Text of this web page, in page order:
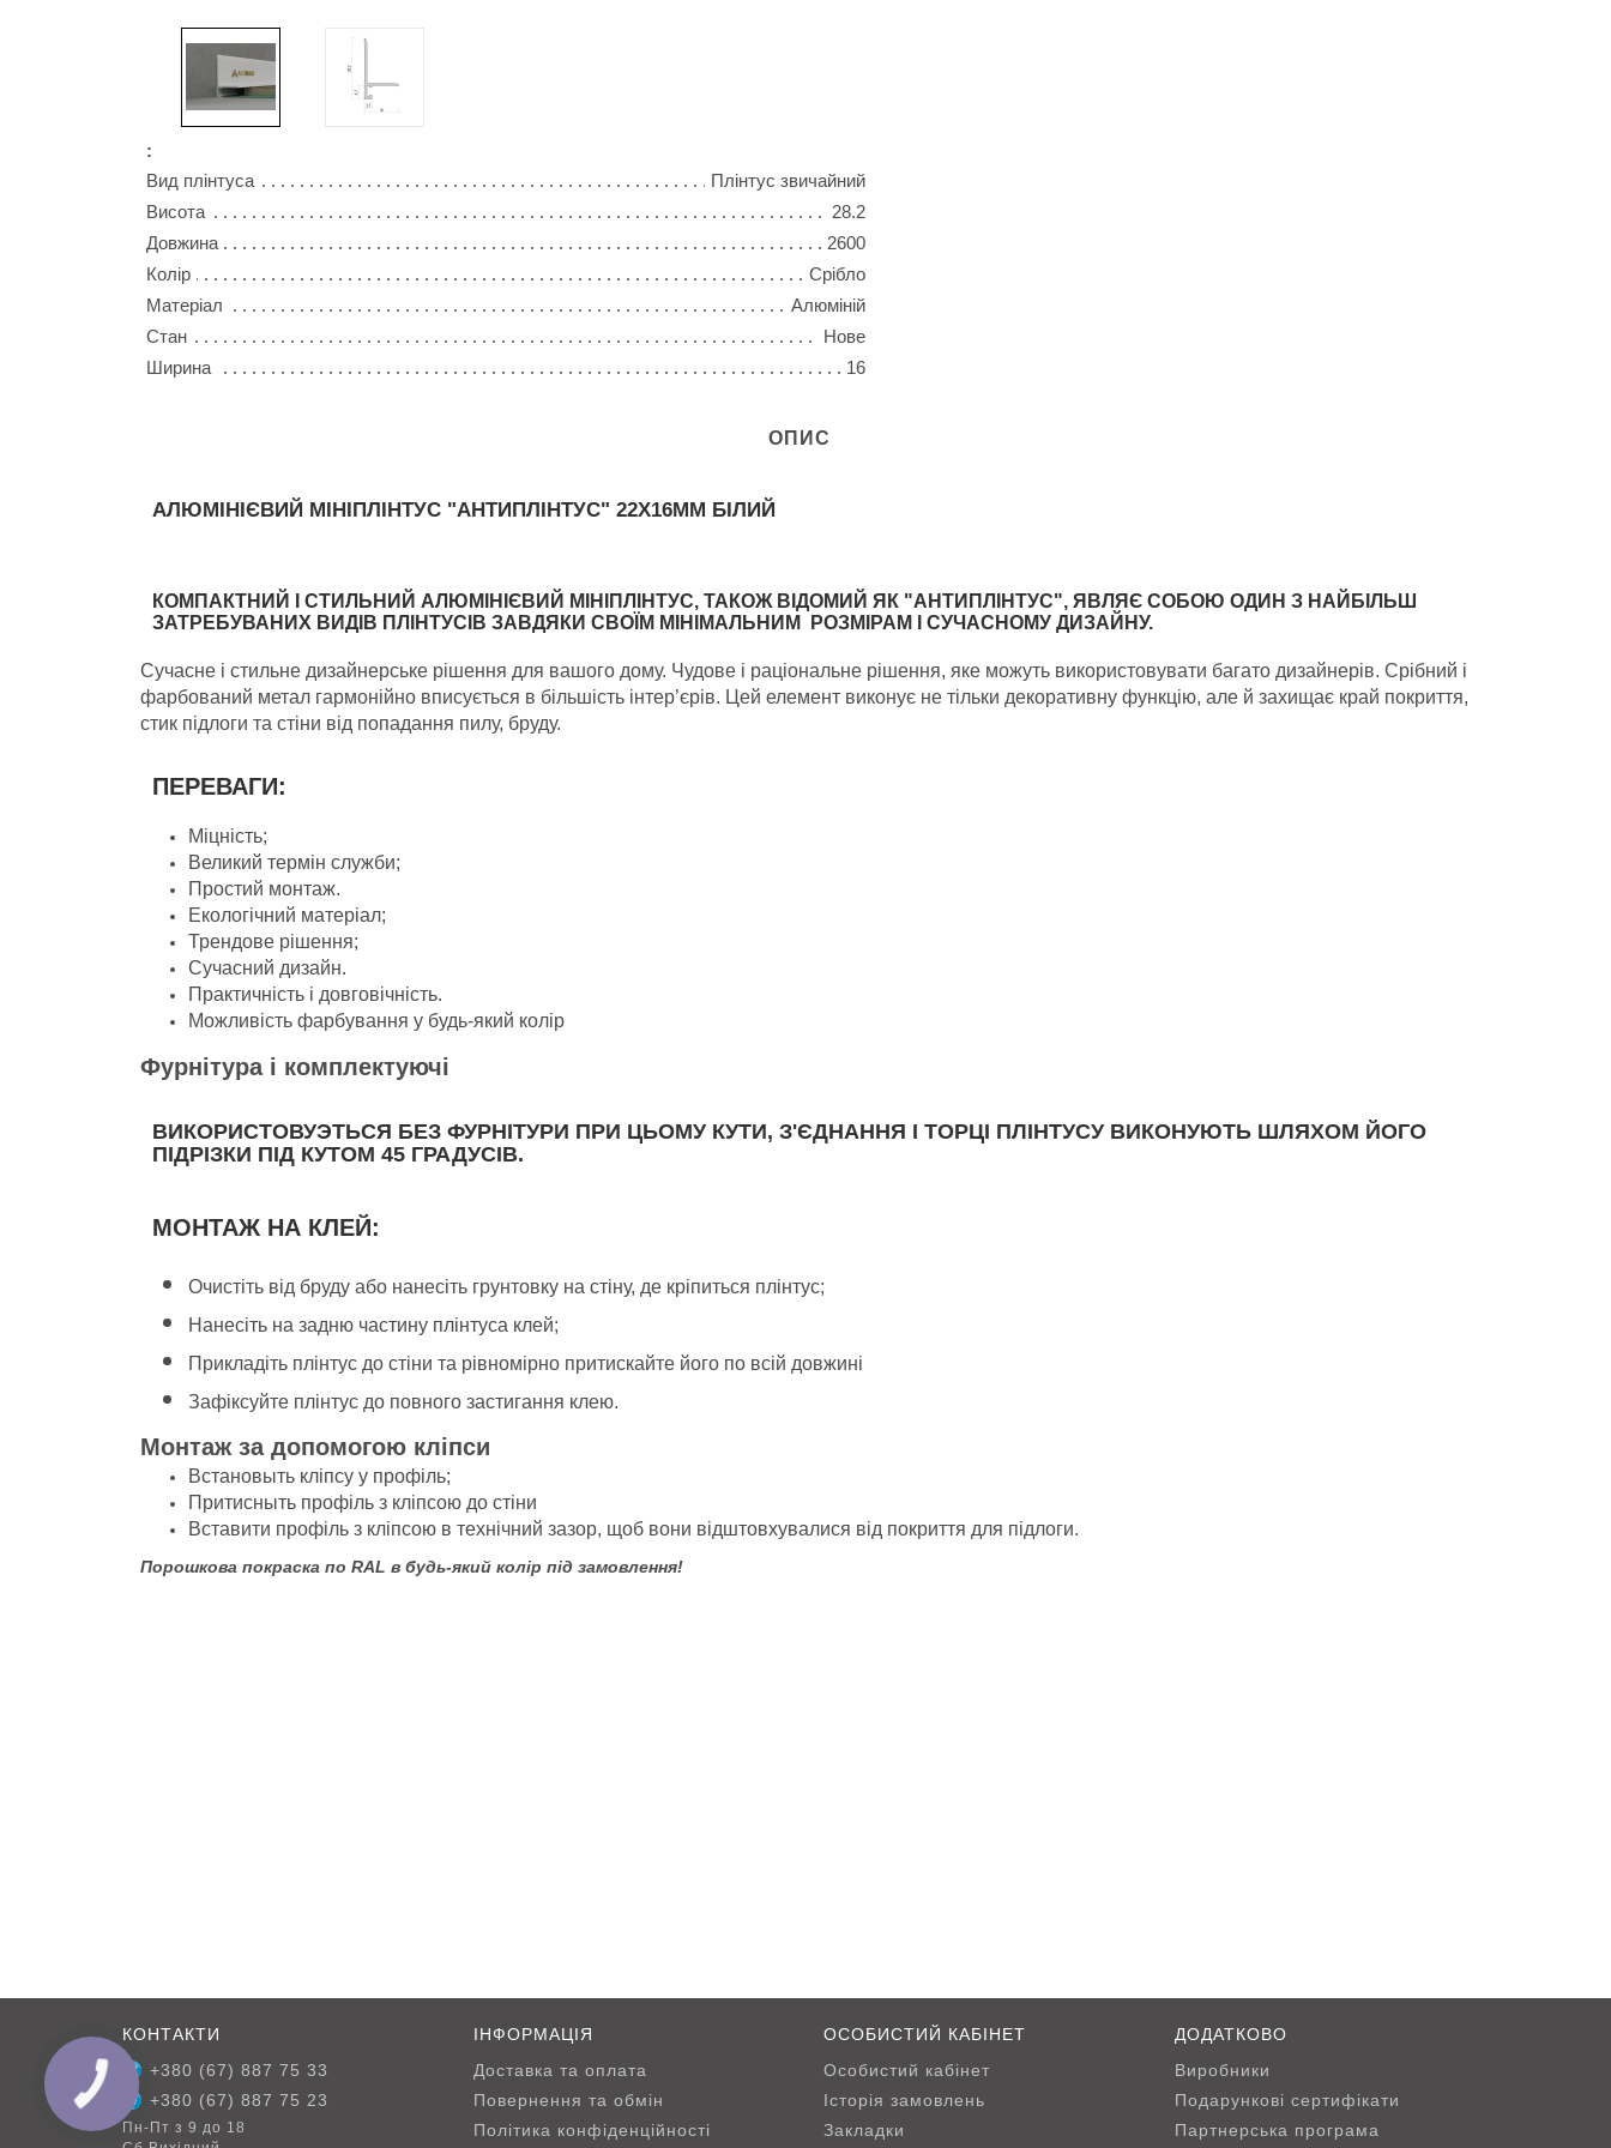
:
Вид плінтуса
Плінтус звичайний
Висота
28.2
Довжина
2600
Колір
Срібло
Матеріал
Алюміній
Стан
Нове
Ширина
16
ОПИС
АЛЮМІНІЄВИЙ МІНІПЛІНТУС "АНТИПЛІНТУС" 22Х16ММ БІЛИЙ
КОМПАКТНИЙ І СТИЛЬНИЙ АЛЮМІНІЄВИЙ МІНІПЛІНТУС, ТАКОЖ ВІДОМИЙ ЯК "АНТИПЛІНТУС", ЯВЛЯЄ СОБОЮ ОДИН З НАЙБІЛЬШ
ЗАТРЕБУВАНИХ ВИДІВ ПЛІНТУСІВ ЗАВДЯКИ СВОЇМ МІНІМАЛЬНИМ РОЗМІРАМ І СУЧАСНОМУ ДИЗАЙНУ.
Сучасне і стильне дизайнерське рішення для вашого дому. Чудове і раціональне рішення, яке можуть використовувати багато дизайнерів. Срібний і
фарбований метал гармонійно вписується в більшість інтер’єрів. Цей елемент виконує не тільки декоративну функцію, але й захищає край покриття,
стик підлоги та стіни від попадання пилу, бруду.
ПЕРЕВАГИ:
Міцність;
Великий термін служби;
Простий монтаж.
Екологічний матеріал;
Трендове рішення;
Сучасний дизайн.
Практичність і довговічність.
Можливість фарбування у будь-який колір
Фурнітура і комплектуючі
ВИКОРИСТОВУЭТЬСЯ БЕЗ ФУРНІТУРИ ПРИ ЦЬОМУ КУТИ, З'ЄДНАННЯ І ТОРЦІ ПЛІНТУСУ ВИКОНУЮТЬ ШЛЯХОМ ЙОГО
ПІДРІЗКИ ПІД КУТОМ 45 ГРАДУСІВ.
МОНТАЖ НА КЛЕЙ:
Очистіть від бруду або нанесіть грунтовку на стіну, де кріпиться плінтус;
Нанесіть на задню частину плінтуса клей;
Прикладіть плінтус до стіни та рівномірно притискайте його по всій довжині
Зафіксуйте плінтус до повного застигання клею.
Монтаж за допомогою кліпси
Встановыть кліпсу у профіль;
Притисныть профіль з кліпсою до стіни
Вставити профіль з кліпсою в технічний зазор, щоб вони відштовхувалися від покриття для підлоги.
Порошкова покраска по RAL в будь-який колір під замовлення!
КОНТАКТИ
+380 (67) 887 75 33
+380 (67) 887 75 23
Пн-Пт з 9 до 18
ІНФОРМАЦІЯ
Доставка та оплата
Повернення та обмін
Політика конфіденційності
ОСОБИСТИЙ КАБІНЕТ
Особистий кабінет
Історія замовлень
Закладки
ДОДАТКОВО
Виробники
Подарункові сертифікати
Партнерська програма